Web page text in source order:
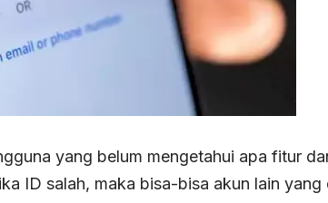
yang belum mengetahui apa fitur
ID salah, maka bisa-bisa akun lain yang